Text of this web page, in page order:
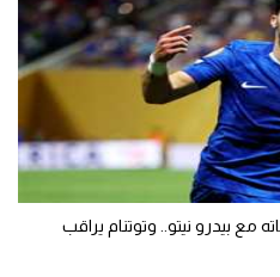
مع بيدرو نيتو.. وتوتنام يراقب